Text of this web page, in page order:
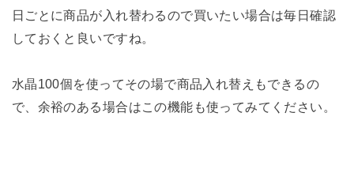
日ごとに商品が入れ替わるので買いたい場合は毎日確認
しておくと良いですね。
水晶100個を使ってその場で商品入れ替えもできるの
で、余裕のある場合はこの機能も使ってみてください。